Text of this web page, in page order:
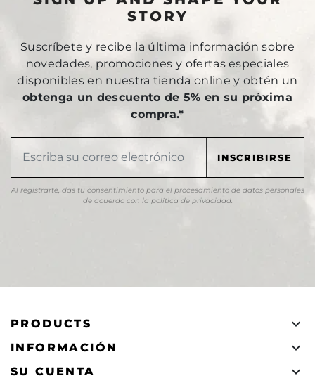
STORY
Suscríbete y recibe la última información sobre
novedades, promociones y ofertas especiales
disponibles en nuestra tienda online y obtén un
obtenga un descuento de 5% en su próxima
compra.*
Al registrarte, das tu consentimiento para el procesamiento de datos personales
de acuerdo con la política de privacidad.
PRODUCTS 
INFORMACIÓN 
SU CUENTA 